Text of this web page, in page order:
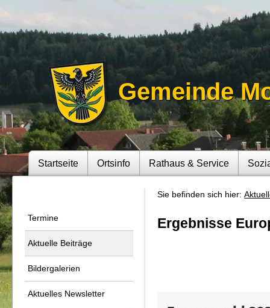
Gemeinde
Startseite Ortsinfo Rathaus & Service
Termine
Aktuelle Beiträge
Bildergalerien
Aktuelles Newsletter
Sie befinden sich hier:
Ergebnisse